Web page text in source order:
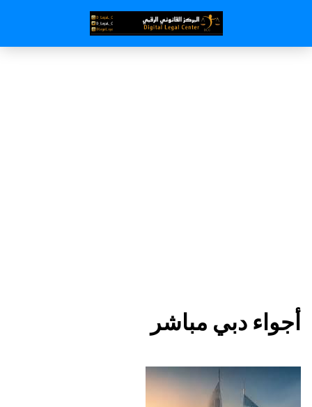
أجواء دبي مباشر